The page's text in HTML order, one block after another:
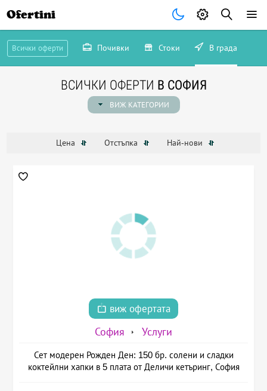
Ofertini
Всички оферти Почивки Стоки В града
ВСИЧКИ ОФЕРТИ В СОФИЯ
ВИЖ КАТЕГОРИИ
Цена Отстъпка Най-нови
виж офертата
София Услуги
Сет модерен Рожден Ден: 150 бр. солени и сладки
коктейлни хапки в 5 плата от Деличи кетъринг, София